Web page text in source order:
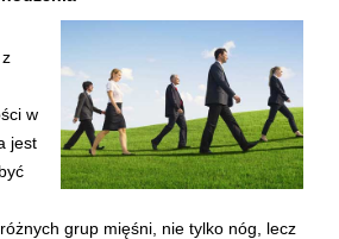
w
jest
grup mięśni, nie tylko nóg, lecz